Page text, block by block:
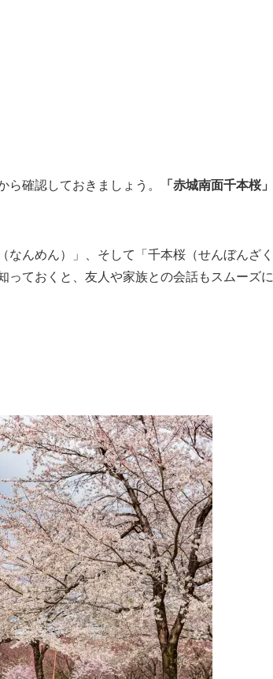
確認しておきましょう。
「赤城南面千本桜」
んめん）」、そして「千本桜（せんぼんざく
っておくと、友人や家族との会話もスムーズに